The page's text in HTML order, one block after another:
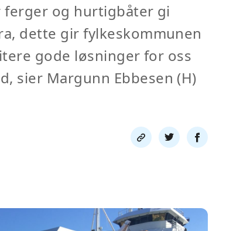
ferger og hurtigbåter gi
dette gir fylkeskommunen
gode løsninger for oss
sier Margunn Ebbesen (H)
Del
link
Del
på
Del
på